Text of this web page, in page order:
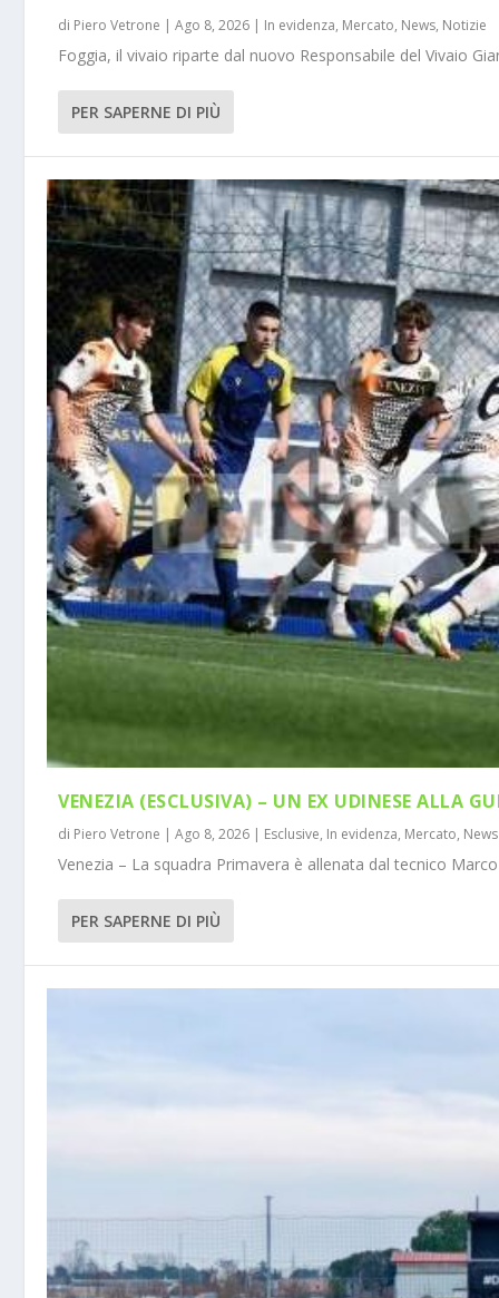
di Piero Vetrone |Ago 8, 2026 | In evidenza, Mercato, News, Notizie
Foggia, il vivaio riparte dal nuovo Responsabile del Vivaio
PER SAPERNE DI PIÙ
VENEZIA (ESCLUSIVA) – UN EX UDINESE ALLA
di Piero Vetrone |Ago 8, 2026 | Esclusive, In evidenza, Mercato, News
Venezia – La squadra Primavera è allenata dal tecnico
PER SAPERNE DI PIÙ